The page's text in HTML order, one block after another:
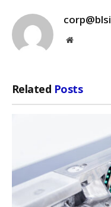
Website
Related Posts